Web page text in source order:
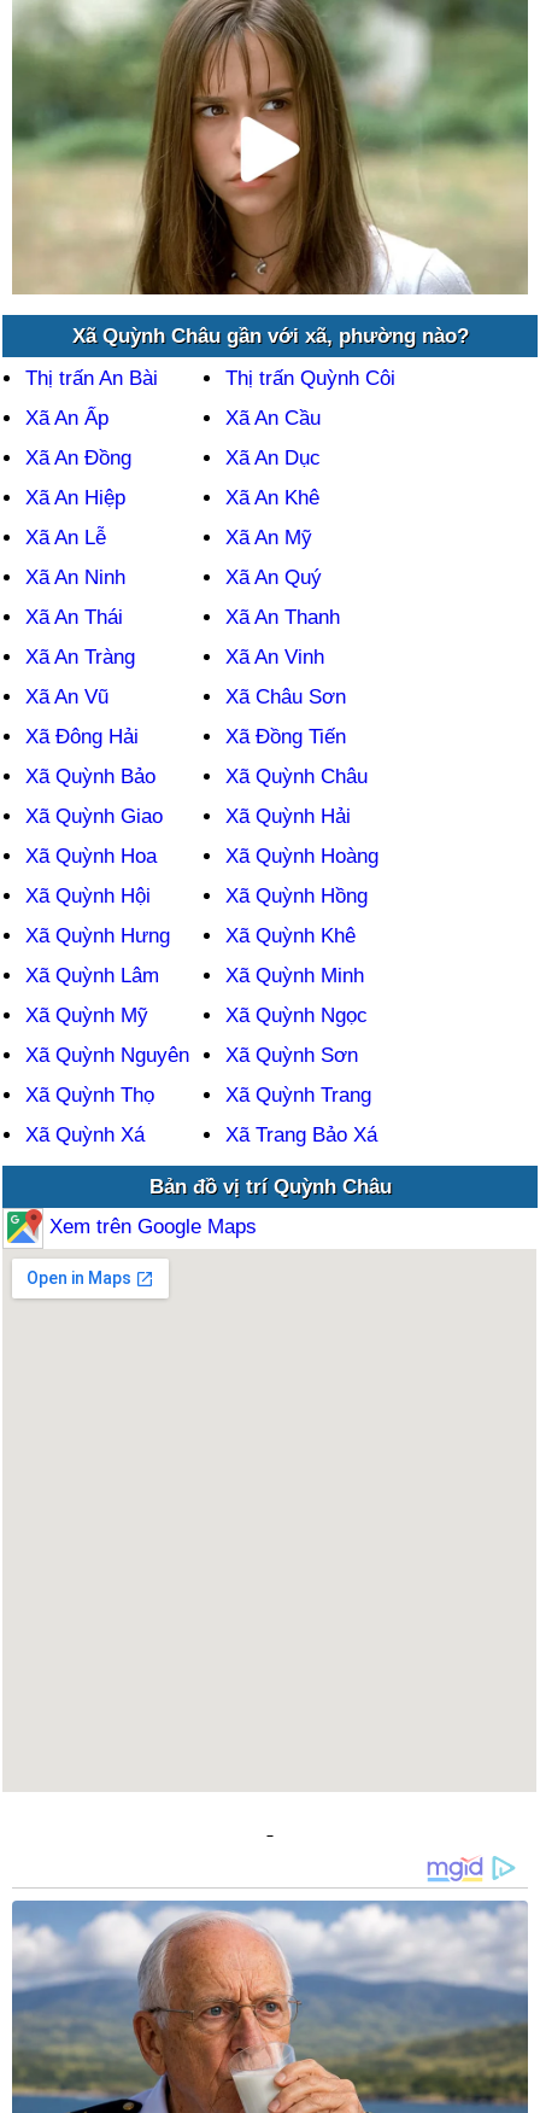
Xã Quỳnh Châu gần với xã, phường nào?
Thị trấn An Bài
Thị trấn Quỳnh Côi
Xã An Ấp
Xã An Cầu
Xã An Đồng
Xã An Dục
Xã An Hiệp
Xã An Khê
Xã An Lễ
Xã An Mỹ
Xã An Ninh
Xã An Quý
Xã An Thái
Xã An Thanh
Xã An Tràng
Xã An Vinh
Xã An Vũ
Xã Châu Sơn
Xã Đông Hải
Xã Đồng Tiến
Xã Quỳnh Bảo
Xã Quỳnh Châu
Xã Quỳnh Giao
Xã Quỳnh Hải
Xã Quỳnh Hoa
Xã Quỳnh Hoàng
Xã Quỳnh Hội
Xã Quỳnh Hồng
Xã Quỳnh Hưng
Xã Quỳnh Khê
Xã Quỳnh Lâm
Xã Quỳnh Minh
Xã Quỳnh Mỹ
Xã Quỳnh Ngọc
Xã Quỳnh Nguyên
Xã Quỳnh Sơn
Xã Quỳnh Thọ
Xã Quỳnh Trang
Xã Quỳnh Xá
Xã Trang Bảo Xá
Bản đồ vị trí Quỳnh Châu
Xem trên Google Maps